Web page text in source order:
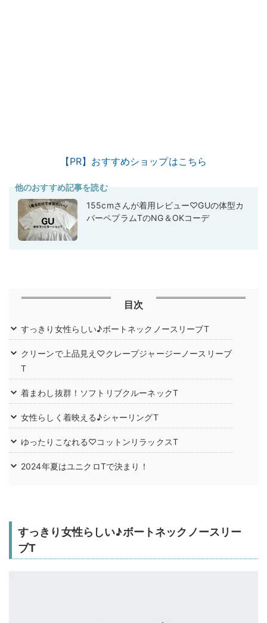
【PR】おすすめショップはこちら
他のおすすめ記事を読む
155cmさんが着用レビュー♡GUの体型カ
バーペプラムTのNG＆OKコーデ
目次
すっきり女性らしい♪ボートネックノースリーブT
クリーンで上品見え♡クレープジャージーノースリーブ
T
着まわし抜群！ソフトリブクルーネックT
女性らしく着映える♪シャーリングT
ゆったりこなれる♡コットンリラックスT
2024年夏はユニクロTで決まり！
すっきり女性らしい♪ボートネックノースリー
ブT